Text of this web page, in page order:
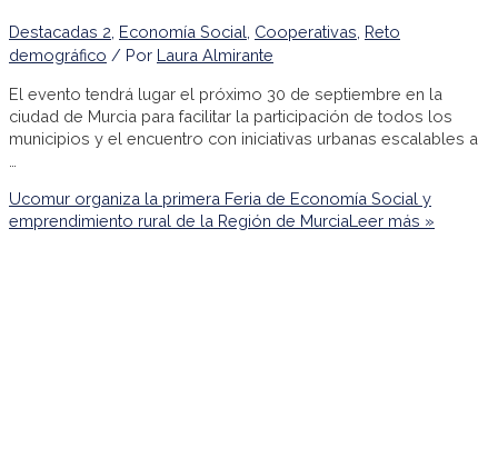
Destacadas 2 Economía Social Cooperativas Reto
demográfico / Por Laura Almirante
El evento tendrá lugar el próximo 30 de septiembre en la
ciudad de Murcia para facilitar la participación de todos los
municipios y el encuentro con iniciativas urbanas escalables a
Ucomur organiza la primera Feria de Economía Social y
emprendimiento rural de la Región de MurciaLeer más »